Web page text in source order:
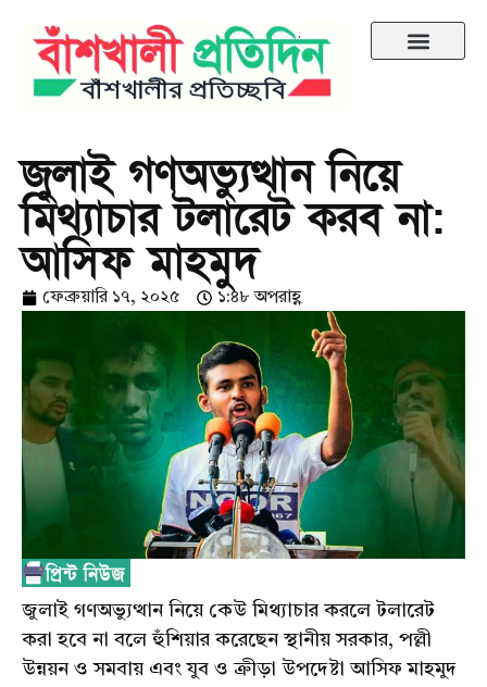
জুলাই গণঅভ্যুত্থান নিয়ে
মিথ্যাচার টলারেট করব না:
আসিফ মাহমুদ
ফেব্রুয়ারি ১৭, ২০২৫ ১:৪৮ অপরাহ্ণ
জুলাই গণঅভ্যুত্থান নিয়ে কেউ মিথ্যাচার করলে টলারেট
করা হবে না বলে হুঁশিয়ার করেছেন স্থানীয় সরকার, পল্লী
উন্নয়ন ও সমবায় এবং যুব ও ক্রীড়া উপদেষ্টা আসিফ মাহমুদ